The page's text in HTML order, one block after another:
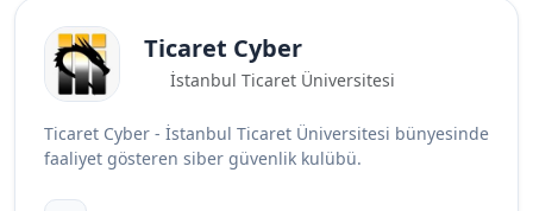
Ticaret Cyber
İstanbul Ticaret Üniversitesi
Ticaret Cyber - İstanbul Ticaret Üniversitesi bünyesinde
faaliyet gösteren siber güvenlik kulübü.